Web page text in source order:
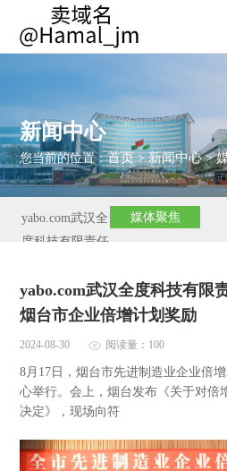
新闻中心
您当前的位置：首页>新闻中心>
yabo.com武汉全
度科技有限责任
媒体聚焦
yabo.com武汉全度科技有限
烟台市企业倍增计划奖励
2024-08-30 阅读量：100
8月17日，烟台市先进制造业企业倍
心举行。会上，烟台发布《关于对倍
决定》，现场向符